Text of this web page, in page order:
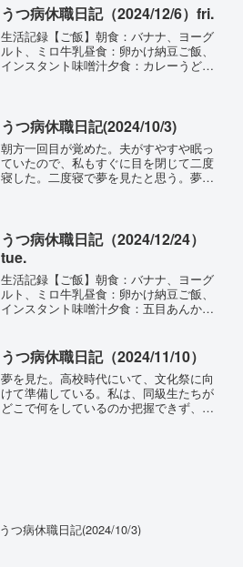
近、おならの数があま...
うつ病休職日記（2024/12/6）fri.
生活記録【ご飯】朝食：バナナ、ヨーグ
ルト、ミロ牛乳昼食：卵かけ納豆ご飯、
インスタント味噌汁夕食：カレーうどん
店に行き、漆器に餅・あん...
うつ病休職日記(2024/10/3)
朝方一回目が覚めた。夫がすやすや眠っ
ていたので、私もすぐに目を閉じて二度
寝した。二度寝で夢を見たと思う。夢の
気で三度寝。9:00...
うつ病休職日記（2024/12/24）
tue.
生活記録【ご飯】朝食：バナナ、ヨーグ
ルト、ミロ牛乳昼食：卵かけ納豆ご飯、
インスタント味噌汁夕食：五目あんかけ
あるのだけれど、詳細な内容については
失念してしまったので割愛...
うつ病休職日記（2024/11/10）
夢を見た。高校時代にいて、文化祭に向
けて準備している。私は、同級生たちが
どこで何をしているのか把握できず、準
うつ病休職日記(2024/10/3)